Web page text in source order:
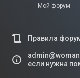
Мой форум
Правила
если нужна